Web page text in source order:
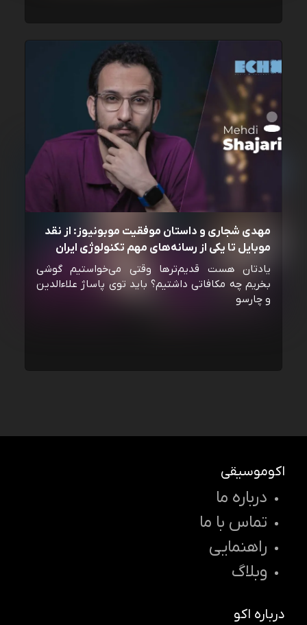
مهدی شجاری و داستان موفقیت موبونیوز: از نقد
موبایل تا یکی از رسانه‌‌های مهم تکنولوژی ایران
یادتان هست قدیم‌ترها وقتی می‌خواستیم گوشی
بخریم چه مکافاتی داشتیم؟ باید توی پاساژ علاءالدین
و چارسو
اکوموسیقی
درباره ما
تماس با ما
راهنمایی
وبلاگ
درباره اکو